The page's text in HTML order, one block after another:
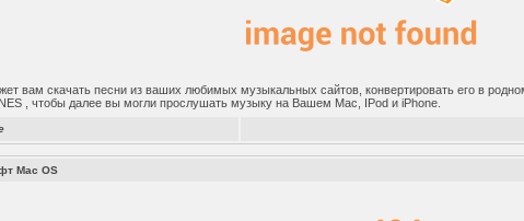
вам скачать песни из ваших любимых музыкальных сайтов, конвертировать его в
, чтобы далее вы могли прослушать музыку на Вашем Mac, IPod и iPhone.
Mac OS